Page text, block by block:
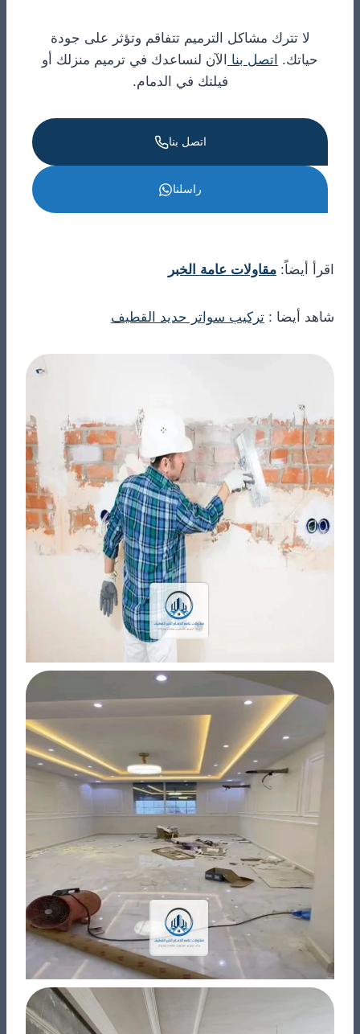
لا تترك مشاكل الترميم تتفاقم وتؤثر على جودة
حياتك. اتصل بنا
الآن لنساعدك في ترميم منزلك أو
فيلتك في الدمام.
اتصل بنا
راسلنا
اقرأ أيضاً: مقاولات عامة الخبر
شاهد أيضا : تركيب سواتر حديد القطيف